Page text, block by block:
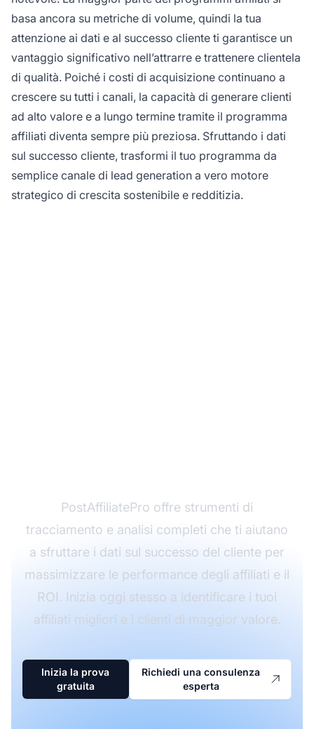
basa ancora su metriche di volume, quindi la tua
attenzione ai dati e al successo cliente ti garantisce un
vantaggio significativo nell’attrarre e trattenere clientela
di qualità. Poiché i costi di acquisizione continuano a
crescere su tutti i canali, la capacità di generare clienti
ad alto valore e a lungo termine tramite il programma
affiliati diventa sempre più preziosa. Sfruttando i dati
sul successo cliente, trasformi il tuo programma da
semplice canale di lead generation a vero motore
strategico di crescita sostenibile e redditizia.
PostAffiliatePro offre strumenti di
tracciamento e analisi completi che ti aiutano
a sfruttare i dati sul successo del cliente per
massimizzare le performance degli affiliati e il
ROI. Inizia oggi stesso a identificare i tuoi
affiliati migliori e i clienti di maggior valore.
Inizia la prova
gratuita
Richiedi una consulenza
esperta